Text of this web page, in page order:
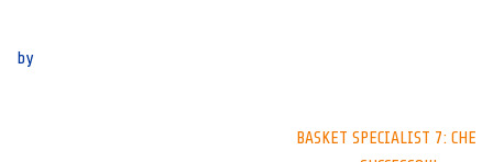
by
BASKET SPECIALIST 7: CHE